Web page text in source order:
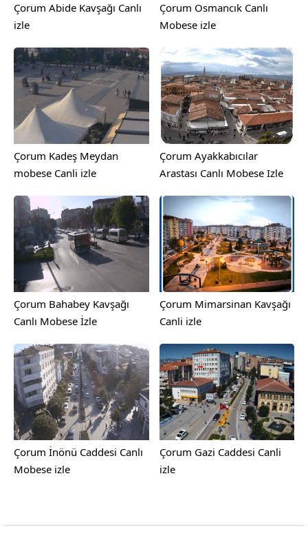
Çorum Abide Kavşağı Canlı
izle
Çorum Osmancık Canlı
Mobese izle
Çorum Kadeş Meydan
mobese Canli izle
Çorum Ayakkabıcılar
Arastası Canlı Mobese Izle
Çorum Bahabey Kavşağı
Canlı Mobese İzle
Çorum Mimarsinan Kavşağı
Canli izle
Çorum İnönü Caddesi Canlı
Mobese izle
Çorum Gazi Caddesi Canli
izle